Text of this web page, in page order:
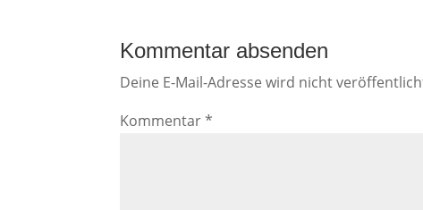
Kommentar absenden
Deine E-Mail-Adresse wird nicht
Kommentar*